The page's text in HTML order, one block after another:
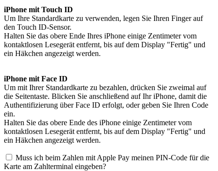
iPhone mit Touch ID
Um Ihre Standardkarte zu verwenden, legen Sie Ihren Finger auf
den Touch ID-Sensor.
Halten Sie das obere Ende Ihres iPhone einige Zentimeter vom
kontaktlosen Lesegerät entfernt, bis auf dem Display "Fertig" und
ein Häkchen angezeigt werden.
iPhone mit Face ID
Um mit Ihrer Standardkarte zu bezahlen, drücken Sie zweimal auf
die Seitentaste. Blicken Sie anschließend auf Ihr iPhone, damit die
Authentifizierung über Face ID erfolgt, oder geben Sie Ihren Code
ein.
Halten Sie das obere Ende des iPhone einige Zentimeter vom
kontaktlosen Lesegerät entfernt, bis auf dem Display "Fertig" und
ein Häkchen angezeigt werden.
Muss ich beim Zahlen mit Apple Pay meinen PIN-Code für die
Karte am Zahlterminal eingeben?